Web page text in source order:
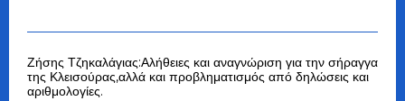
Ζήσης Τζηκαλάγιας:Αλήθειες και αναγνώριση για την σήραγγα
της Κλεισούρας,αλλά και προβληματισμός από δηλώσεις και
αριθμολογίες.